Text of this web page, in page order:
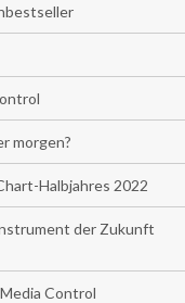
morgen?
Halbjahres 2022
der Zukunft
Control